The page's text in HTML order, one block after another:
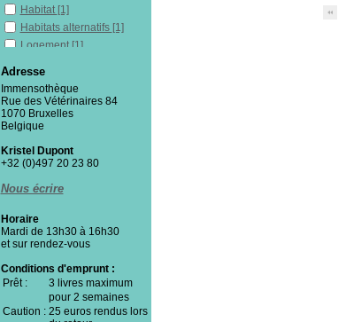
Habitat [1]
Habitats alternatifs [1]
Logement [1]
Urbanisme
Wallonie (Belgique)
Section
Adresse
Immensothèque
Rue des Vétérinaires 84
1070 Bruxelles
Belgique
Kristel Dupont
+32 (0)497 20 23 80
Nous écrire
Horaire
Mardi de 13h30 à 16h30
et sur rendez-vous
Conditions d'emprunt :
Prêt :
3 livres maximum
pour 2 semaines
Caution : 25 euros rendus lors